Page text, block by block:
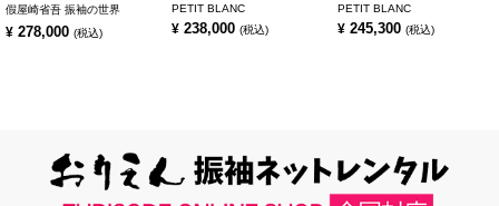
假屋崎省吾 振袖の世界
¥ 278,000 (税込)
PETIT BLANC
¥ 238,000 (税込)
PETIT BLANC
¥ 245,300 (税込)